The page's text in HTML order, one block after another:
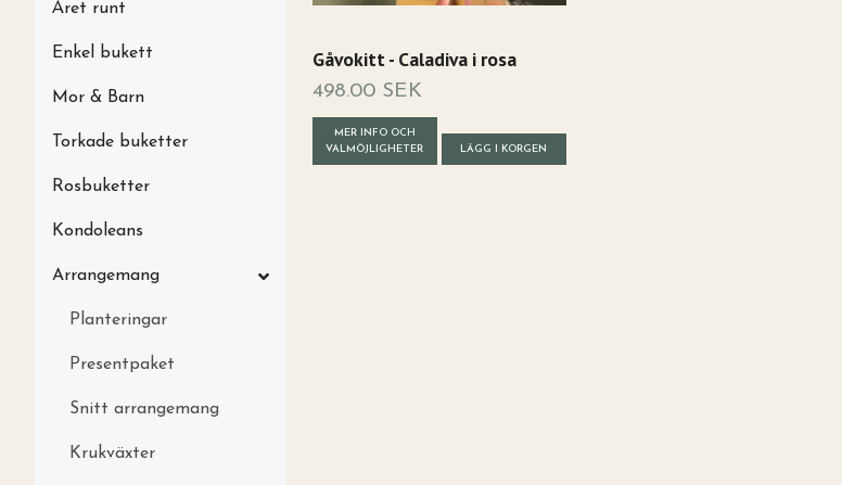
Året runt
Enkel bukett
Mor & Barn
Torkade buketter
Rosbuketter
Kondoleans
Arrangemang
Planteringar
Presentpaket
Snitt arrangemang
Krukväxter
Gåvokitt - Caladiva i rosa
498.00 SEK
MER INFO OCH
VALMÖJLIGHETER
LÄGG I KORGEN